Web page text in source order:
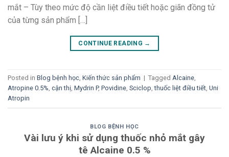
mắt – Tùy theo mức độ cần liệt điều tiết hoặc giãn đồng tử
của từng sản phẩm […]
CONTINUE READING →
Posted in Blog bệnh học, Kiến thức sản phẩm | Tagged Alcaine,
Atropine 0.5%, cận thị, Mydrin P, Povidine, Sciclop,thuốc liệt điều tiết, Uni
Atropin
BLOG BỆNH HỌC
Vài lưu ý khi sử dụng thuốc nhỏ mắt gây
tê Alcaine 0.5 %